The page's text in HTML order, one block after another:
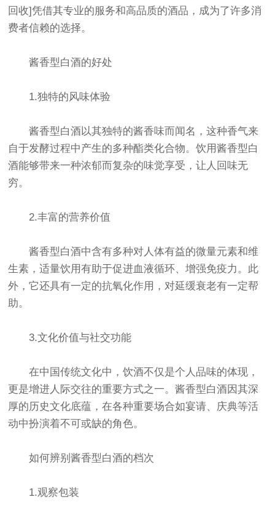
回收]凭借其专业的服务和高品质的酒品，成为了许多消
费者信赖的选择。
酱香型白酒的好处
1.独特的风味体验
酱香型白酒以其独特的酱香味而闻名，这种香气来
自于发酵过程中产生的多种酯类化合物。饮用酱香型白
酒能够带来一种浓郁而复杂的味觉享受，让人回味无
穷。
2.丰富的营养价值
酱香型白酒中含有多种对人体有益的微量元素和维
生素，适量饮用有助于促进血液循环、增强免疫力。此
外，它还具有一定的抗氧化作用，对延缓衰老有一定帮
助。
3.文化价值与社交功能
在中国传统文化中，饮酒不仅是个人品味的体现，
更是增进人际交往的重要方式之一。酱香型白酒因其深
厚的历史文化底蕴，在各种重要场合如宴请、庆典等活
动中扮演着不可或缺的角色。
如何辨别酱香型白酒的档次
1.观察包装